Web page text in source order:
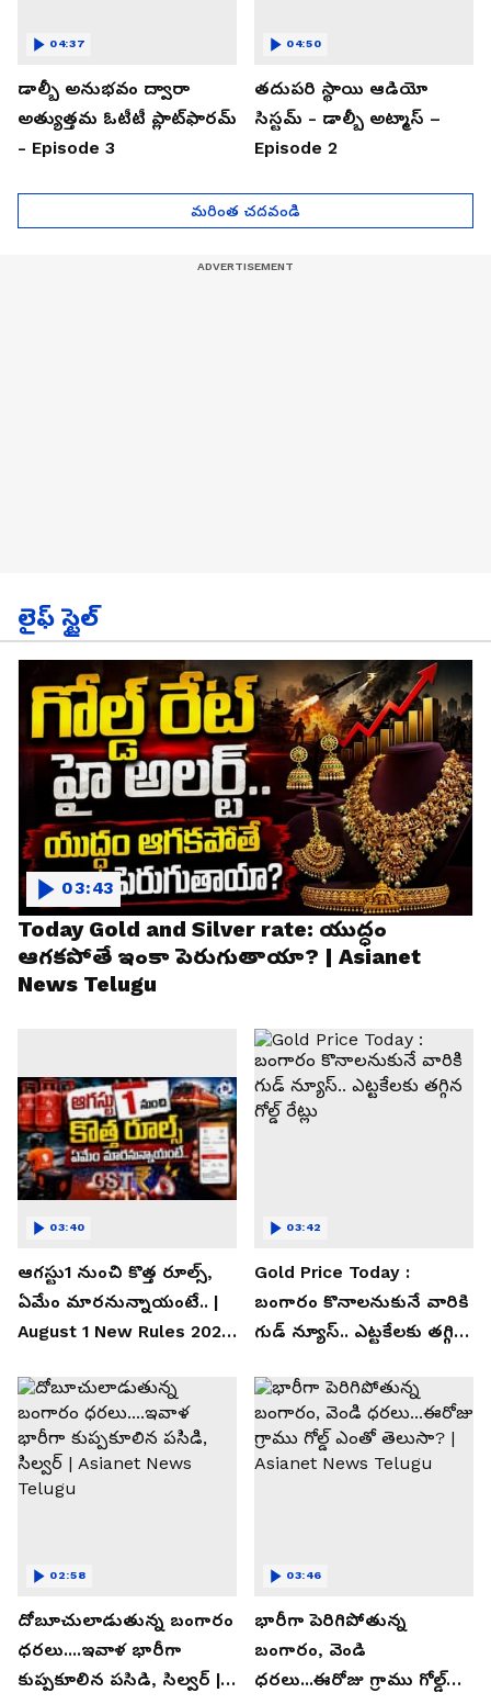
డాల్బీ అనుభవం ద్వారా
అత్యుత్తమ ఓటీటీ ప్లాట్‌ఫారమ్
- Episode 3
04:37
తదుపరి స్థాయి ఆడియో
సిస్టమ్ - డాల్బీ అట్మాస్ –
Episode 2
04:50
మరింత చదవండి
లైఫ్ స్టైల్
Today Gold and Silver rate: యుద్ధం
ఆగకపోతే ఇంకా పెరుగుతాయా? | Asianet
News Telugu
03:43
ఆగస్టు1 నుంచి కొత్త రూల్స్,
ఏమేం మారనున్నాయంటే.. |
August 1 New Rules 2026
03:40
Gold Price Today :
బంగారం కొనాలనుకునే వారికి
గుడ్ న్యూస్.. ఎట్టకేలకు తగ్గిన
03:42
దోబూచులాడుతున్న బంగారం
ధరలు....ఇవాళ భారీగా
కుప్పకూలిన పసిడి, సిల్వర్ |
02:58
భారీగా పెరిగిపోతున్న
బంగారం, వెండి
ధరలు...ఈరోజు గ్రాము గోల్డ్
03:46